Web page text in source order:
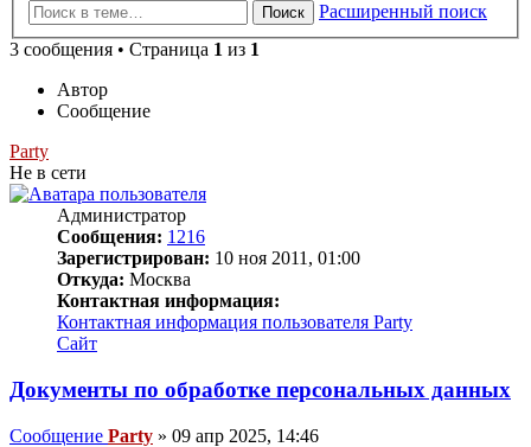
Поиск
Расширенный поиск
3 сообщения • Страница 1 из 1
Автор
Сообщение
Party
Не в сети
Администратор
Сообщения: 1216
Зарегистрирован: 10 ноя 2011, 01:00
Откуда: Москва
Контактная информация:
Контактная информация пользователя Party
Сайт
Документы по обработке персональных данных
Сообщение Party » 09 апр 2025, 14:46